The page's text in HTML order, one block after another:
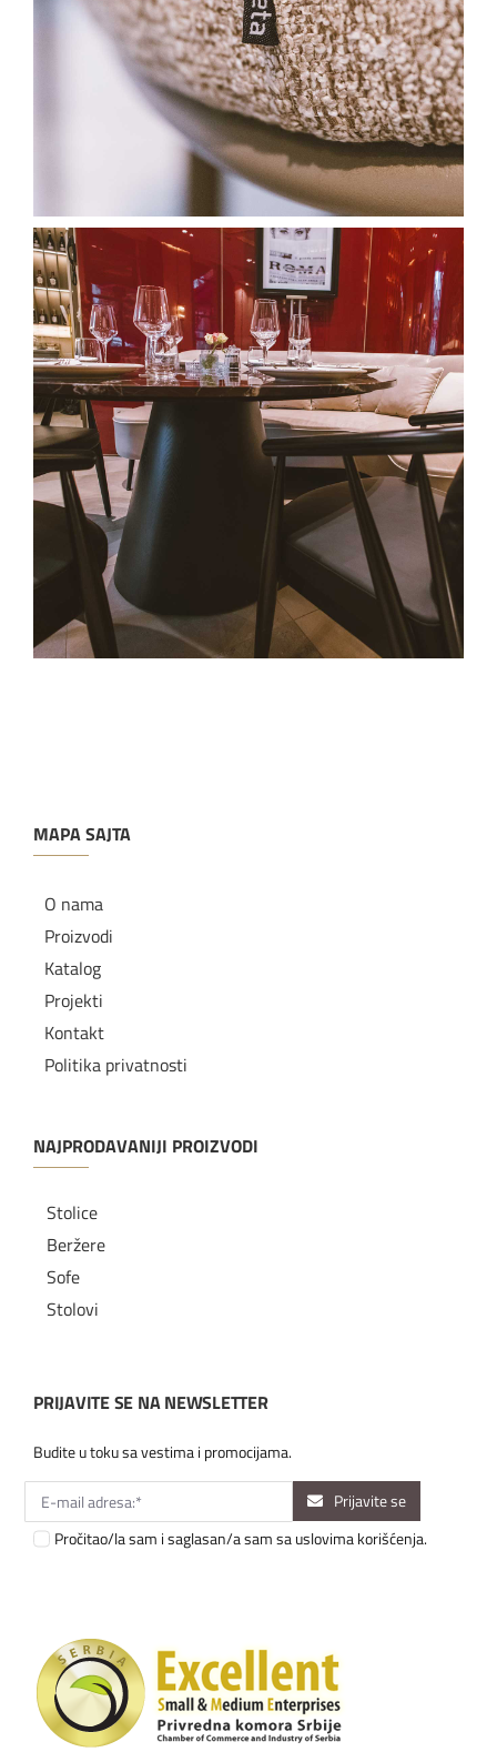
MAPA SAJTA
O nama
Proizvodi
Katalog
Projekti
Kontakt
Politika privatnosti
NAJPRODAVANIJI PROIZVODI
Stolice
Beržere
Sofe
Stolovi
PRIJAVITE SE NA NEWSLETTER
Budite u toku sa vestima i promocijama.
Prijavite se
Pročitao/la sam i saglasan/a sam sa uslovima korišćenja.